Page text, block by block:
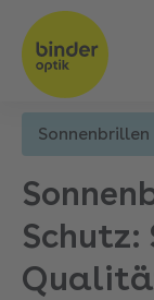
Back
Sonnenbrillen
Schutz: